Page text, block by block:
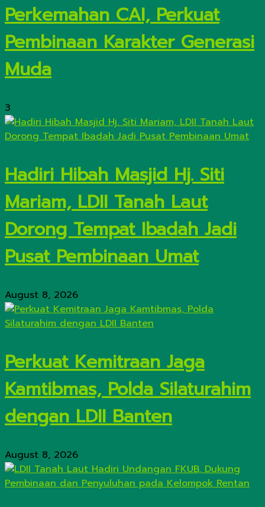
Perkemahan CAI, Perkuat
Pembinaan Karakter Generasi
Muda
3
Hadiri Hibah Masjid Hj. Siti
Mariam, LDII Tanah Laut
Dorong Tempat Ibadah Jadi
Pusat Pembinaan Umat
August 8, 2026
Perkuat Kemitraan Jaga
Kamtibmas, Polda Silaturahim
dengan LDII Banten
August 8, 2026